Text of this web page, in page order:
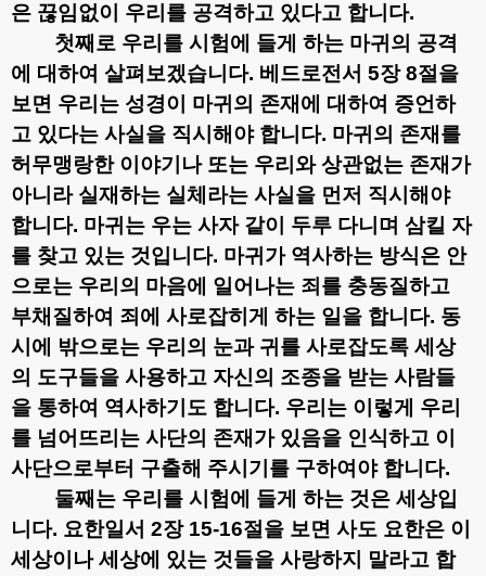
은 끊임없이 우리를 공격하고 있다고 합니다.
첫째로 우리를 시험에 들게 하는 마귀의 공격
에 대하여 살펴보겠습니다. 베드로전서 5장8절을
보면 우리는 성경이 마귀의 존재에 대하여 증언하
고 있다는 사실을 직시해야 합니다. 마귀의 존재를
허무맹랑한 이야기나 또는 우리와 상관없는 존재가
아니라 실재하는 실체라는 사실을 먼저 직시해야
합니다. 마귀는 우는 사자 같이 두루 다니며 삼킬 자
를 찾고 있는 것입니다. 마귀가 역사하는 방식은 안
으로는 우리의 마음에 일어나는 죄를 충동질하고
부채질하여 죄에 사로잡히게 하는 일을 합니다. 동
시에 밖으로는 우리의 눈과 귀를 사로잡도록 세상
의 도구들을 사용하고 자신의 조종을 받는 사람들
을 통하여 역사하기도 합니다. 우리는 이렇게 우리
를 넘어뜨리는 사단의 존재가 있음을 인식하고 이
사단으로부터 구출해 주시기를 구하여야 합니다.
둘째는 우리를 시험에 들게 하는 것은 세상입
니다. 요한일서 2장 15-16절을 보면 사도 요한은 이
세상이나 세상에 있는 것들을 사랑하지 말라고 합